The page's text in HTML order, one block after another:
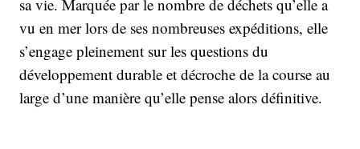
sa vie. Marquée par le nombre de déchets qu’elle a
vu en mer lors de ses nombreuses expéditions, elle
s’engage pleinement sur les questions du
développement durable et décroche de la course au
large d’une manière qu’elle pense alors définitive.